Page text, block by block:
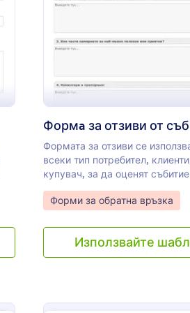
:
Формa за отзиви от
Формата за отзиви се
всеки тип потребител,
купувач, за да оценят
предоставят обратна връзка,
използвайки тази форма. Този
прихваща цялата уместна
за обратна връзка и
подобряване на вашите
като „Как чухте за това
Go to Category:
Форми за обратна връзка
Използвайте